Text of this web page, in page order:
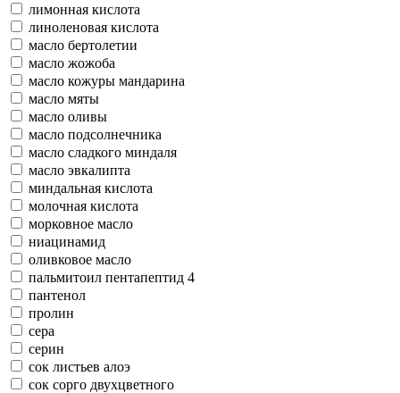
лимонная кислота
линоленовая кислота
масло бертолетии
масло жожоба
масло кожуры мандарина
масло мяты
масло оливы
масло подсолнечника
масло сладкого миндаля
масло эвкалипта
миндальная кислота
молочная кислота
морковное масло
ниацинамид
оливковое масло
пальмитоил пентапептид 4
пантенол
пролин
сера
серин
сок листьев алоэ
сок сорго двухцветного